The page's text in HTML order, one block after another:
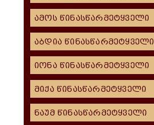
ამოს წინასწარმეტყველი
აბდია წინასწარმეტყველი
იონა წინასწარმეტყველი
მიქა წინასწარმეტყველი
ნაუმ წინასწარმეტყველი